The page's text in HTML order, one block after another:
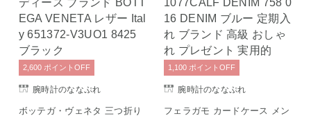
腕時計のななぷれ
ボッテガ・ヴェネタ 三つ折り
2,600 ポイント OFF
腕時計のななぷれ
フェラガモ カードケース メン
1,100 ポイント OFF